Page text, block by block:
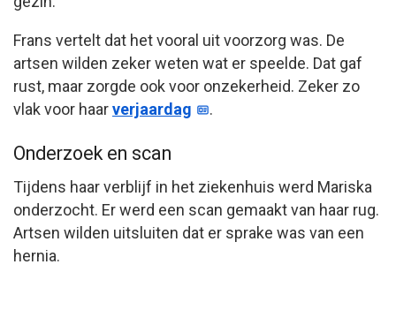
Frans vertelt dat het vooral uit voorzorg was. De
artsen wilden zeker weten wat er speelde. Dat gaf
rust, maar zorgde ook voor onzekerheid. Zeker zo
vlak voor haarverjaardag .
Onderzoek en scan
Tijdens haar verblijf in het ziekenhuis werd Mariska
onderzocht. Er werd een scan gemaakt van haar rug.
Artsen wilden uitsluiten dat er sprake was van een
hernia.